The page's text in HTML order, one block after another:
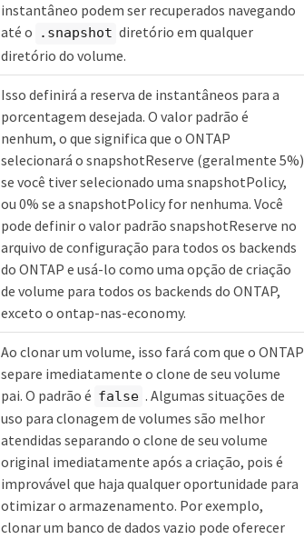
instantâneo podem ser recuperados navegando
até o
.snapshot diretório em qualquer
diretório do volume.
Isso definirá a reserva de instantâneos para a
porcentagem desejada. O valor padrão é
nenhum, o que significa que o ONTAP
selecionará o snapshotReserve (geralmente 5%)
se você tiver selecionado uma snapshotPolicy,
ou 0% se a snapshotPolicy for nenhuma. Você
pode definir o valor padrão snapshotReserve no
arquivo de configuração para todos os backends
do ONTAP e usá-lo como uma opção de criação
de volume para todos os backends do ONTAP,
exceto o ontap-nas-economy.
Ao clonar um volume, isso fará com que o ONTAP
separe imediatamente o clone de seu volume
pai. O padrão é false . Algumas situações de
uso para clonagem de volumes são melhor
atendidas separando o clone de seu volume
original imediatamente após a criação, pois é
improvável que haja qualquer oportunidade para
otimizar o armazenamento. Por exemplo,
clonar um banco de dados vazio pode oferecer